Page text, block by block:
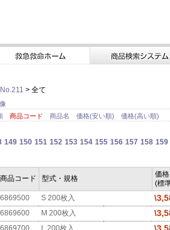
> 全て
商品コード 商品名 価格(安い順) 価格(高い順)
149 150 151 152 153 154 155 156 157 158 159
商品コード 型式・規格
価格
(標
6869500 S 200枚入
6869600 M 200枚入
6869700 L 200枚入